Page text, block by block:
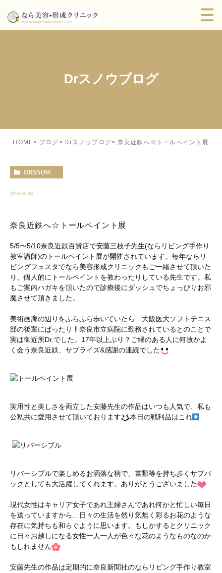
Drスノウブログ
HOME ブログ Drスノウブログ 奈良近鉄へ☆トールペイント展
DRSNOW
2016.05.09
奈良近鉄へ☆トールペイント展
5/5〜5/10奈良近鉄百貨店で安藤三枝子先生(ならリビング手作り
教室講師)のトールペイント展が開催されています。毎年ならリ
ビングフェスタでなら美容形成クリニックもご一緒させて頂いた
り、個人的にトールペイントを教わったりしている先生です。私
もご案内ハガキを頂いたので診療後にダッシュでちょっぴりお邪
魔させて頂きました。
美術画廊の辺りをふらふら歩いていたら…大阪医大ソフトテニス
部の後輩にばったり
奈良市立病院に勤務されているとのことで
実は御近所Dr.でした。17年以上ぶり？ご縁のある人に何故かよ
く会う奈良近鉄、サプライズ&感謝の連続でした
実用性と美しさを両立した安藤先生の作品はいつも人気で、私も
公私共に愛用させて頂いております
本日の戦利品はこれ
リバーシブルで楽しめるお洒落な柄で、書類等を持ち歩くサブバ
ックとしても大活躍してくれます。ありがとうございました
現代女性はキャリア女子であれ主婦さんであれ何かと忙しい毎日
を送っていますから…日々の生活を然り気無く彩るお花のような
存在に気持ちも和らぐように思います。もしかするとクリニック
に日々お越しになる女性一人一人が色々な花のようなものなのか
もしれません
安藤先生の作品は定期的に奈良新聞社のならリビング手作り教室